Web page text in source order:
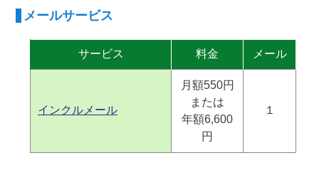
メールサービス
サービス 料金 メール
インクルメール
月額550円
または
年額6,600
円
１